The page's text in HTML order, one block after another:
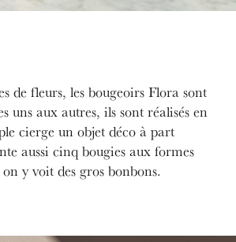
de fleurs, les bougeoirs Flora sont
uns aux autres, ils sont réalisés en
cierge un objet déco à part
aussi cinq bougies aux formes
y voit des gros bonbons.